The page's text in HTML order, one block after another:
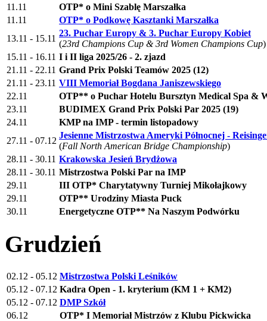
11.11
OTP* o Mini Szablę Marszałka
11.11
OTP* o Podkowę Kasztanki Marszałka
13.11 - 15.11
23. Puchar Europy & 3. Puchar Europy Kobiet
(23rd Champions Cup & 3rd Women Champions Cup)
15.11 - 16.11 I i II liga 2025/26 - 2. zjazd
21.11 - 22.11 Grand Prix Polski Teamów 2025 (12)
21.11 - 23.11 VIII Memoriał Bogdana Janiszewskiego
22.11
OTP** o Puchar Hotelu Bursztyn Medical Spa &
23.11
BUDIMEX Grand Prix Polski Par 2025 (19)
24.11
KMP na IMP - termin listopadowy
27.11 - 07.12
Jesienne Mistrzostwa Ameryki Północnej -
(Fall North American Bridge Championship)
28.11 - 30.11 Krakowska Jesień Brydżowa
28.11 - 30.11 Mistrzostwa Polski Par na IMP
29.11
III OTP* Charytatywny Turniej Mikołajkowy
29.11
OTP** Urodziny Miasta Puck
30.11
Energetyczne OTP** Na Naszym Podwórku
Grudzień
02.12 - 05.12 Mistrzostwa Polski Leśników
05.12 - 07.12 Kadra Open - 1. kryterium (KM 1 + KM2)
05.12 - 07.12 DMP Szkół
06.12
OTP* I Memoriał Mistrzów z Klubu Pickwicka